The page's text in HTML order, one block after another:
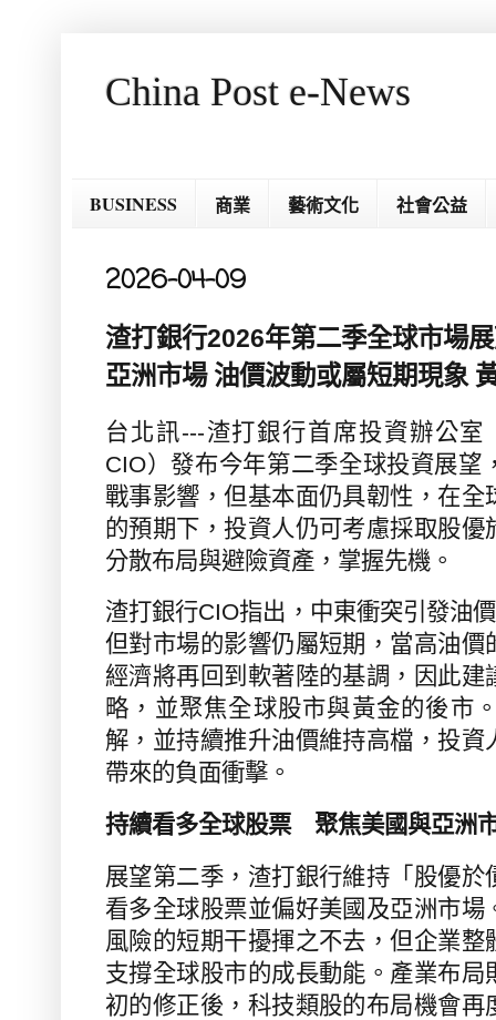
China Post e-News
BUSINESS 商業 藝術文化 社會公益
2026-04-09
渣打銀行2026年第二季全球市場
亞洲市場 油價波動或屬短期現象
台北訊---渣打銀行首席投資辦公室
CIO）發布今年第二季全球投資展望
戰事影響，但基本面仍具韌性，在
的預期下，投資人仍可考慮採取股
分散布局與避險資產，掌握先機。
渣打銀行CIO指出，中東衝突引發油
但對市場的影響仍屬短期，當高油
經濟將再回到軟著陸的基調，因此
略，並聚焦全球股市與黃金的後市
解，並持續推升油價維持高檔，投
帶來的負面衝擊。
持續看多全球股票 聚焦美國與亞洲
展望第二季，渣打銀行維持「股優
看多全球股票並偏好美國及亞洲市
風險的短期干擾揮之不去，但企業
支撐全球股市的成長動能。產業布
初的修正後，科技類股的布局機會